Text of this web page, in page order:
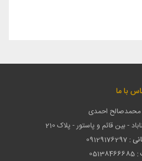
با ما
محمدصالح احمدی
- بین قائم و پاستور - پلاک 210
:
09129176297
:
05138466685